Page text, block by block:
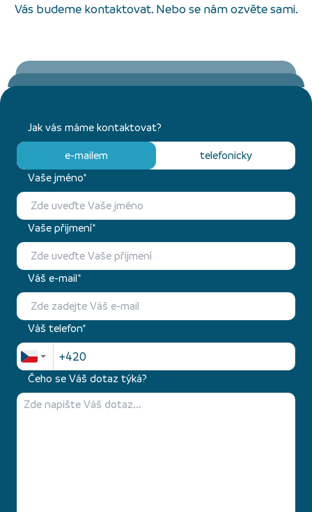
Vás budeme kontaktovat. Nebo se nám ozvěte sami.
Jak vás máme kontaktovat?
e-mailem
telefonicky
Vaše jméno*
Vaše přijmení*
Váš e-mail*
Váš telefon*
Čeho se Váš dotaz týká?